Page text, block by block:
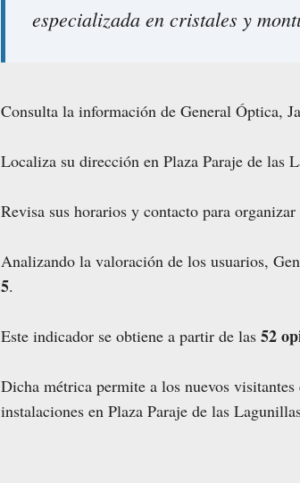
especializada en cristales y
Consulta la información de General Óptica,
Localiza su dirección en Plaza Paraje de las
Revisa sus horarios y contacto para
Analizando la valoración de los usuarios,
5.
Este indicador se obtiene a partir de las 52
Dicha métrica permite a los nuevos
instalaciones en Plaza Paraje de las